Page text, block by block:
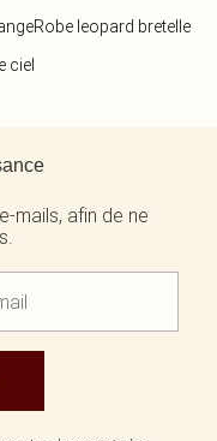
Robe leopard bretelle
ciel
mails, afin de ne